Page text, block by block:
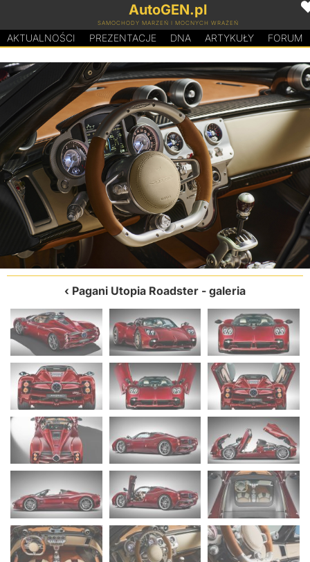
AutoGEN.pl
SAMOCHODY MARZEŃ I MOCNYCH WRAŻEŃ
AKTUALNOŚCI PREZENTACJE DNA ARTYKUŁY FORUM
Pagani Utopia Roadster - galeria